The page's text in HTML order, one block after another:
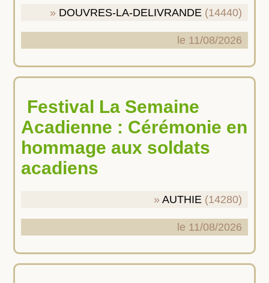
DOUVRES-LA-DELIVRANDE (14440)
le 11/08/2026
Festival La Semaine
Acadienne : Cérémonie en
hommage aux soldats
acadiens
AUTHIE (14280)
le 11/08/2026